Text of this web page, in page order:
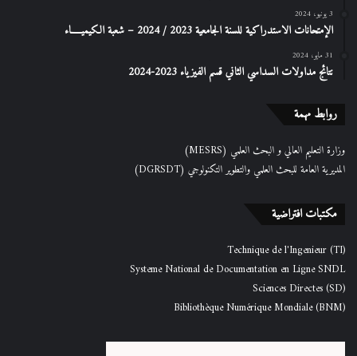
3 يونيو، 2024
الإمتحانات الاستدراكیة للسنة الجامعیة 2023 / 2024 – شعبة الكیمیـــــاء
31 مايو، 2024
نتائج مداولات السداسي الثاني قسم الفيزياء 2023-2024
روابط مهمة
وزارة التعليم العالي و البحث العلمي (MESRS)
المديرية العامة للبحث العلمي والتطوير التكنولوجي (DGRSDT)
مكتبات افتراضية
Technique de l'Ingenieur (TI)
Systeme National de Documentation en Ligne SNDL
Sciences Directes (SD)
Bibliothèque Numérique Mondiale (BNM)